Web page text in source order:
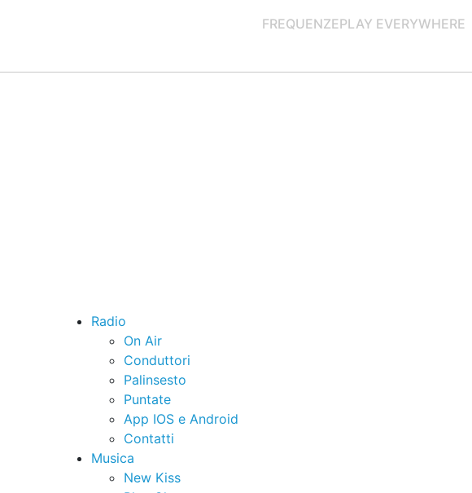
FREQUENZEPLAY EVERYWHERE
Radio
On Air
Conduttori
Palinsesto
Puntate
App IOS e Android
Contatti
Musica
New Kiss